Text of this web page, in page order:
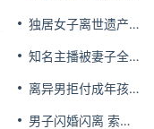
独居女子离世遗产
知名主播被妻子全
后反被对簿公堂
离异男拒付成年孩
男子闪婚闪离 索还